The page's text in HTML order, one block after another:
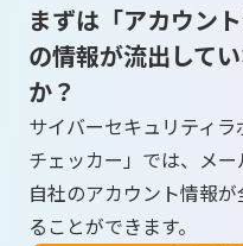
まずは「アカウン
の情報が流出して
か？
サイバーセキュリティ
チェッカー」では、メー
自社のアカウント情報
ることができます。